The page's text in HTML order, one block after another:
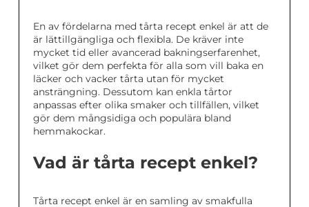
En av fördelarna med tårta recept enkel är att de
är lättillgängliga och flexibla. De kräver inte
mycket tid eller avancerad bakningserfarenhet,
vilket gör dem perfekta för alla som vill baka en
läcker och vacker tårta utan för mycket
ansträngning. Dessutom kan enkla tårtor
anpassas efter olika smaker och tillfällen, vilket
gör dem mångsidiga och populära bland
hemmakockar.
Vad är tårta recept enkel?
Tårta recept enkel är en samling av smakfulla